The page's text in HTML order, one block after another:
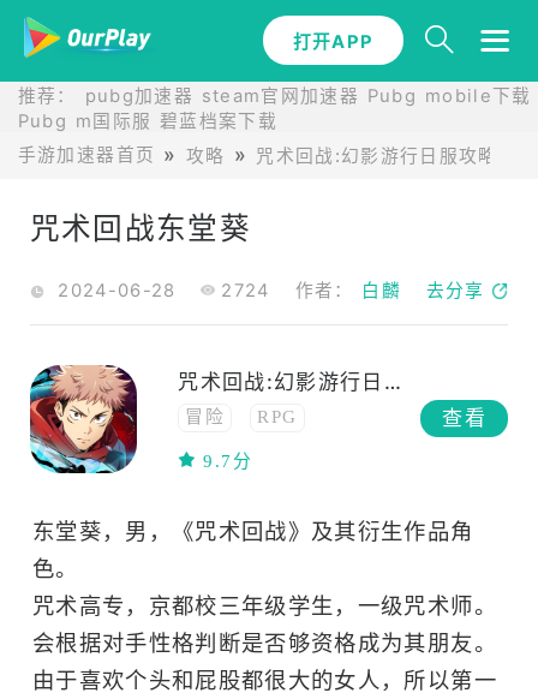
打开APP
推荐： pubg加速器 steam官网加速器 Pubg mobile下载
Pubg m国际服 碧蓝档案下载
手游加速器首页
攻略 咒术回战:幻影游行日服攻略
咒术回战东堂葵
2024-06-28 2724 作者： 白麟 去分享
咒术回战:幻影游行日服
冒险
RPG
已汉化
9.7分
查看
东堂葵，男，《咒术回战》及其衍生作品角
色。
咒术高专，京都校三年级学生，一级咒术师。
会根据对手性格判断是否够资格成为其朋友。
由于喜欢个头和屁股都很大的女人，所以第一